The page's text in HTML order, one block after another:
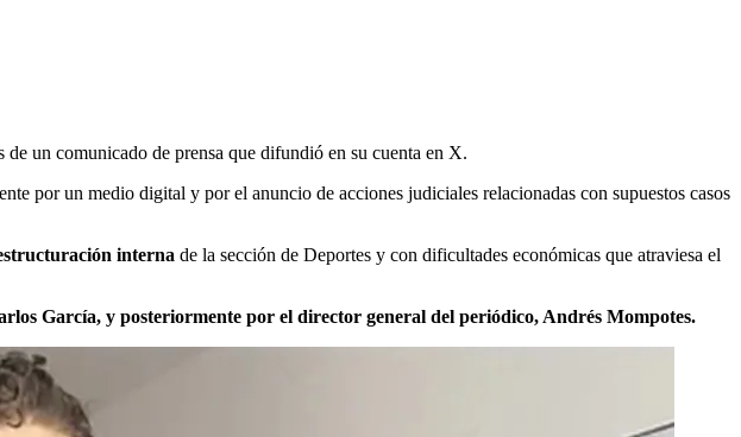
un comunicado de prensa que difundió en su cuenta en X.
por un medio digital y por el anuncio de acciones judiciales relacionadas con supuestos casos
interna de la sección de Deportes y con dificultades económicas que atraviesa el
García, y posteriormente por el director general del periódico, Andrés Mompotes.